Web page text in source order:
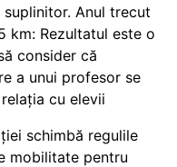
Anul trecut
km: Rezultatul este o
consider că
a unui profesor se
cu elevii
schimbă regulile
mobilitate pentru